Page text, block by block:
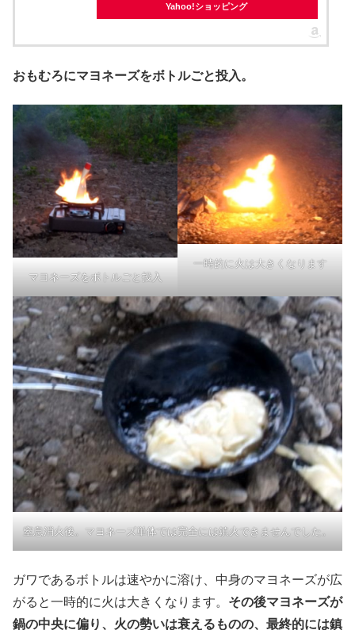
Yahoo!ショッピング
おもむろにマヨネーズをボトルごと投入。
マヨネーズをボトルごと投入
一時的に火は大きくなります
窒息消火後。マヨネーズ単体では完全には鎮火できませんでした。
ガワであるボトルは速やかに溶け、中身のマヨネーズが広
がると一時的に火は大きくなります。 その後マヨネーズが
鍋の中央に偏り、火の勢いは衰えるものの、最終的には鎮